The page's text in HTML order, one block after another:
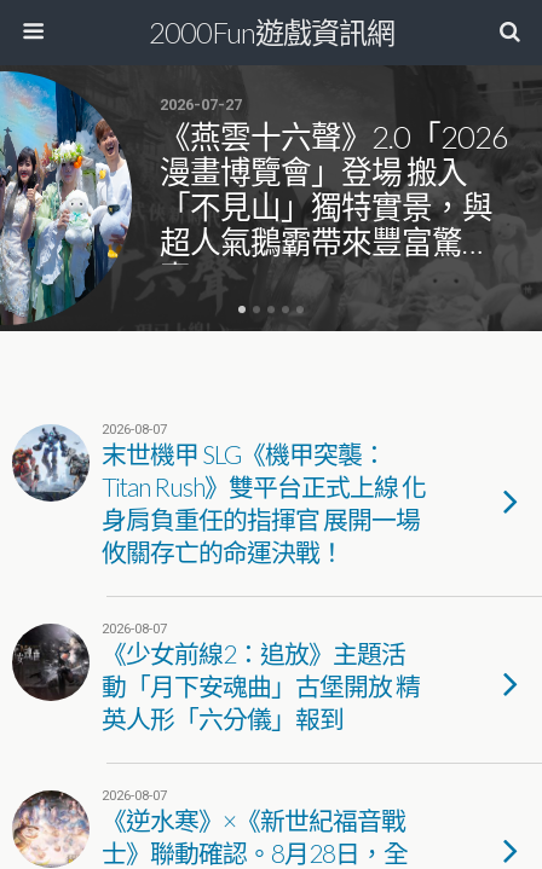
2000Fun遊戲資訊網
2026-07-27
《燕雲十六聲》2.0「2026
漫畫博覽會」登場 搬入
「不見山」獨特實景，與
超人氣鵝霸帶來豐富驚
喜！
2026-08-07
末世機甲 SLG《機甲突襲：
Titan Rush》雙平台正式上線 化
身肩負重任的指揮官 展開一場
攸關存亡的命運決戰！
2026-08-07
《少女前線2：追放》主題活
動「月下安魂曲」古堡開放 精
英人形「六分儀」報到
2026-08-07
《逆水寒》×《新世紀福音戰
士》聯動確認。8月28日，全